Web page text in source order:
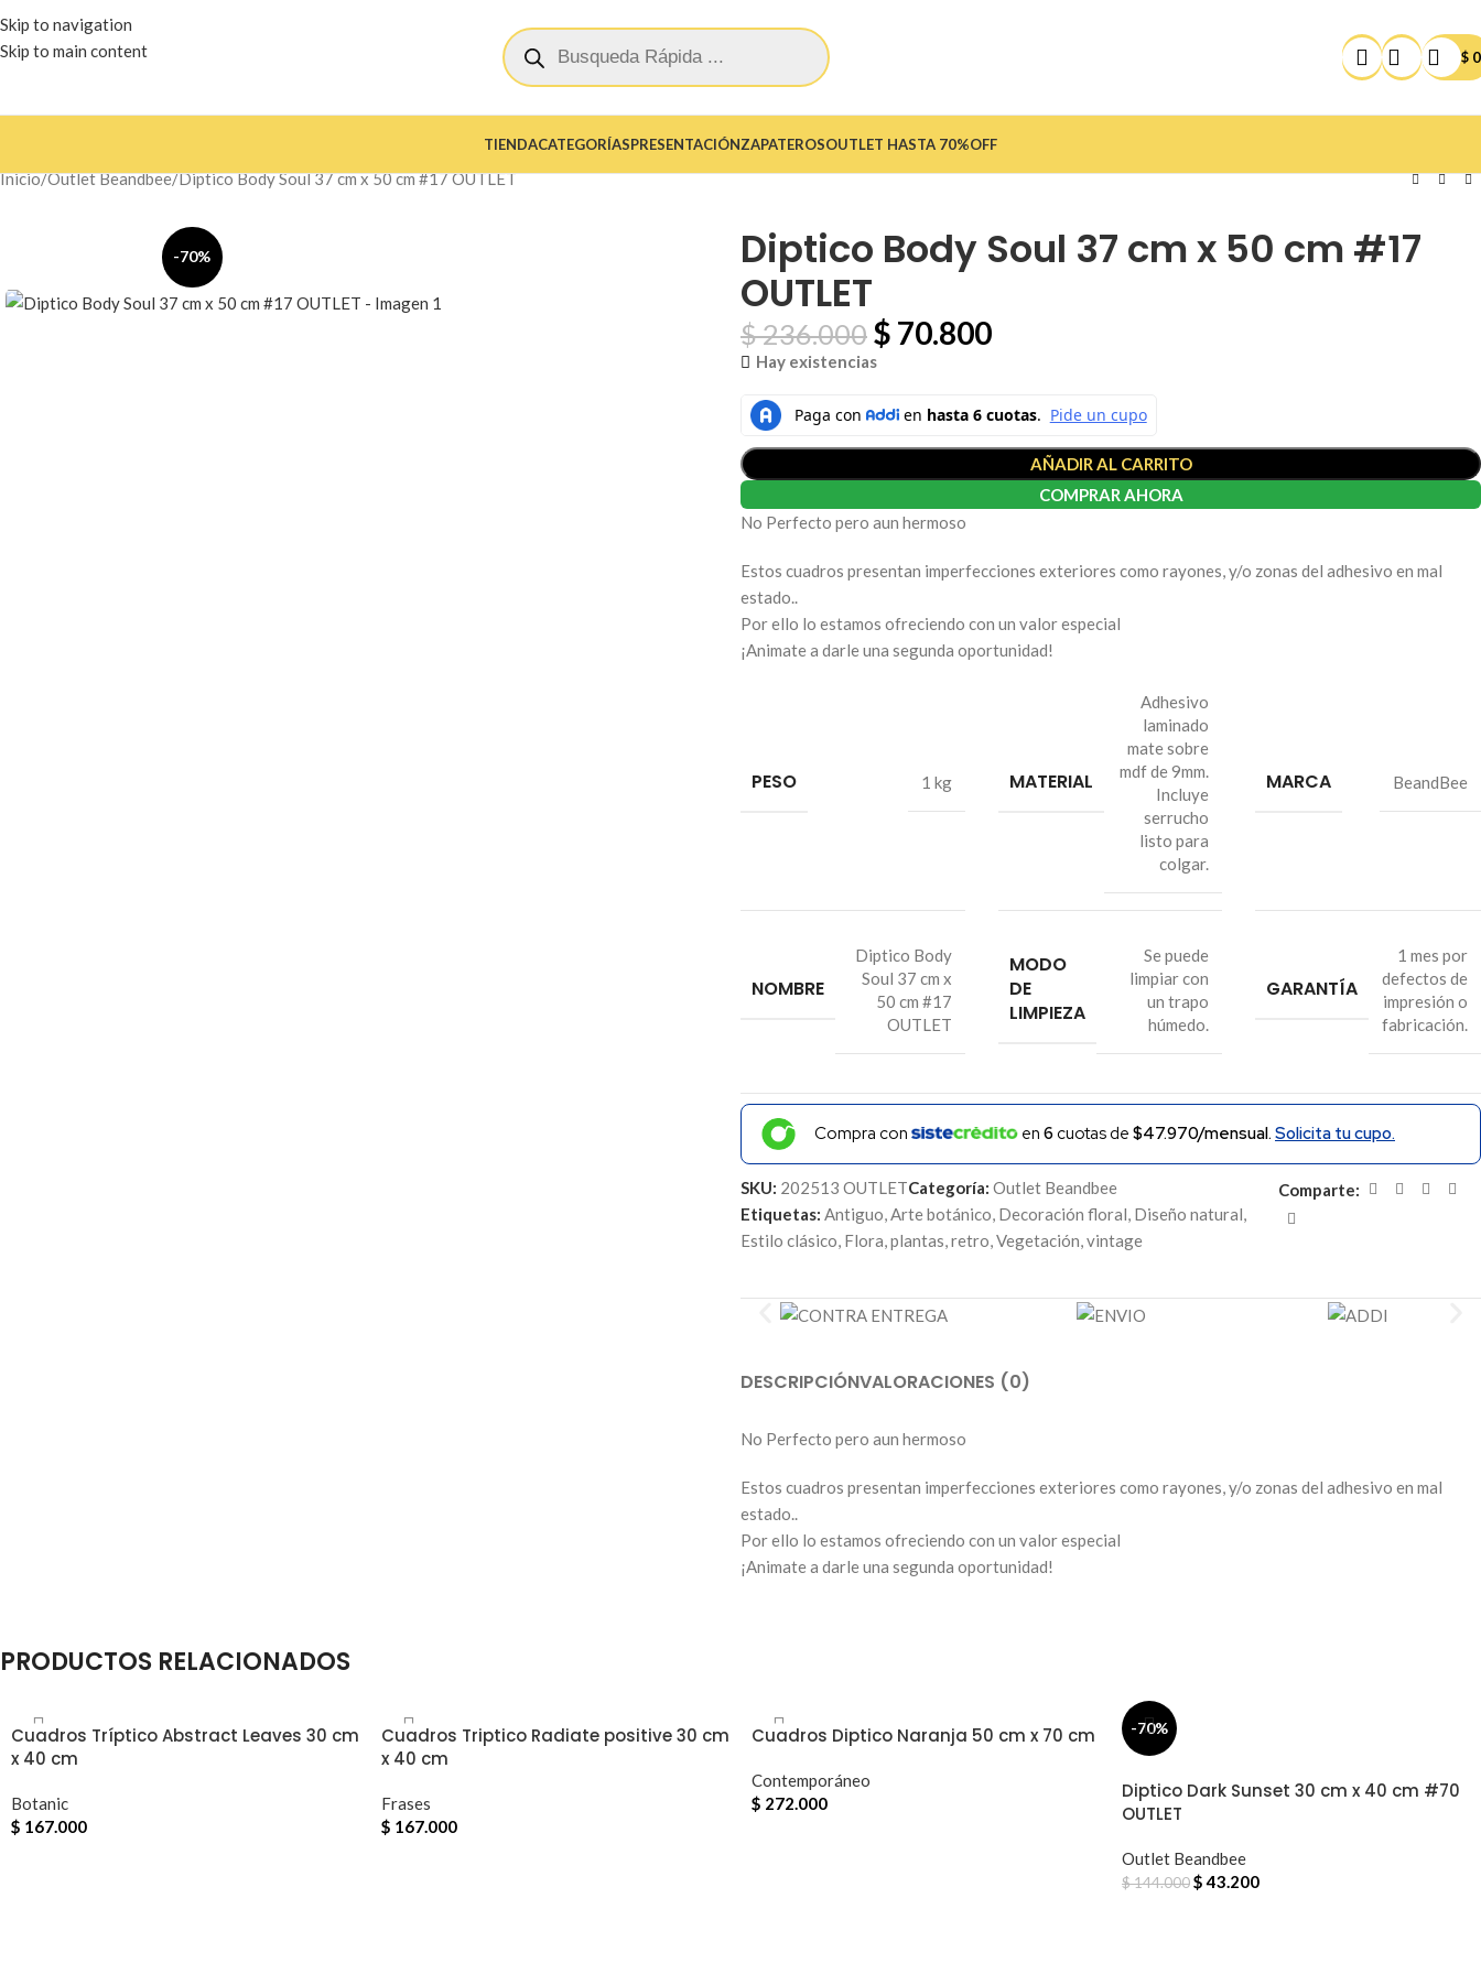
Skip to navigation
Skip to main content
$ 0
TIENDACATEGORÍASPRESENTACIÓNZAPATEROSOUTLET HASTA 70%OFF
Inicio Outlet Beandbee Diptico Body Soul 37 cm x 50 cm #17 OUTLET
-70%
Diptico Body Soul 37 cm x 50 cm #17
OUTLET
$236.000 $ 70.800
Hay existencias
AÑADIR AL CARRITO
COMPRAR AHORA
No Perfecto pero aun hermoso
Estos cuadros presentan imperfecciones exteriores como rayones, y/o zonas del adhesivo en mal
estado..
Por ello lo estamos ofreciendo con un valor especial
¡Animate a darle una segunda oportunidad!
PESO 1 kg MATERIAL
Adhesivo
laminado
mate sobre
mdf de 9mm.
Incluye
serrucho
listo para
colgar.
MARCA BeandBee
NOMBRE
Diptico Body
Soul 37 cm x
50 cm #17
OUTLET
MODO
DE
LIMPIEZA
Se puede
limpiar con
un trapo
húmedo.
GARANTÍA
1 mes por
defectos de
impresión o
fabricación.
Compra con en 6 cuotas de $47.970/mensual. Solicita tu cupo.
SKU: 202513 OUTLETCategoría: Outlet Beandbee
Etiquetas: Antiguo,Arte botánico, Decoración floral, Diseño natural,
Estilo clásico, Flora,plantas,retro,Vegetación,vintage
Comparte:
DESCRIPCIÓNVALORACIONES (0)
No Perfecto pero aun hermoso
Estos cuadros presentan imperfecciones exteriores como rayones, y/o zonas del adhesivo en mal
estado..
Por ello lo estamos ofreciendo con un valor especial
¡Animate a darle una segunda oportunidad!
PRODUCTOS RELACIONADOS
Cuadros Tríptico Abstract Leaves 30 cm
x 40 cm
Botanic
$ 167.000
Cuadros Triptico Radiate positive 30 cm
x 40 cm
Frases
$ 167.000
Cuadros Diptico Naranja 50 cm x 70 cm
Contemporáneo
$ 272.000
-70%
Diptico Dark Sunset 30 cm x 40 cm #70
OUTLET
Outlet Beandbee
$144.000$43.200